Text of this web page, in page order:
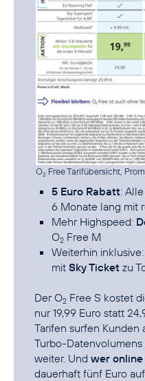
O2 Free Tarifübersicht,
5 Euro Rabatt:
6 Monate lang mit
Mehr Highspeed:
O2 Free M
Weiterhin
mit Sky Ticket zu
Der O2 Free S kostet
nur 19,99 Euro statt
Tarifen surfen
Turbo-
weiter. Und wer
dauerhaft fünf Euro